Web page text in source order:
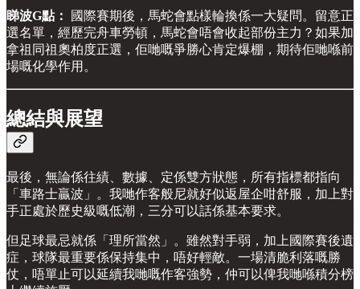
睇波G點：
國際賽期後，馬蛇會點樣輪換係一大疑問。留意正
選名單，經歷完舟車勞頓，馬蛇會唔會收起部份主力？如果加
拿祖同祖奧柏度正選，佢哋嘅爭勝心肯定爆棚，期待佢哋喺前
場嘅化學作用。
總結與展望
最後，無論係往績、數據、定係雙方狀態，所有指標都指向
「車路士贏波」。我哋作客般尼就好似返屋企咁舒服，加上對
手正處於歷史級嘅低潮，三分可以話係基本要求。
但足球最忌就係「理所當然」。雖然對手弱，加上國際賽後遺
症，球隊最重要係保持集中，唔好輕敵。一場清脆利落嘅勝
仗，唔單止可以延續我哋嘅作客強勢，仲可以俾我哋喺積分榜